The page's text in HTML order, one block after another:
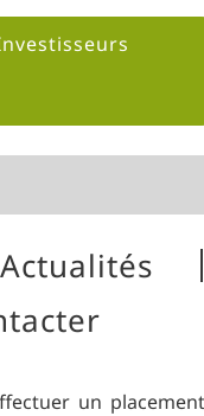
Actualités
un